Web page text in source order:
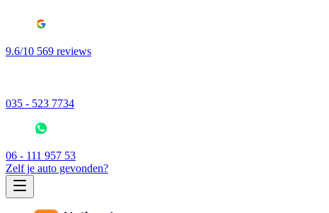
9.6/10 569 reviews
035 - 523 7734
06 - 111 957 53
Zelf je auto gevonden?